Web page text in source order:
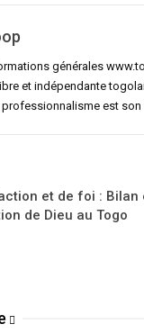
générales
et indépendante
est son
et de foi : Bilan
de Dieu au Togo